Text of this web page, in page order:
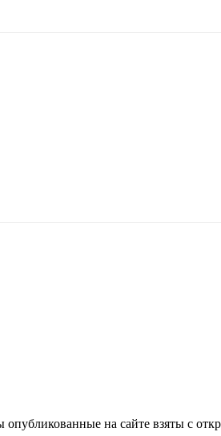
опубликованные на сайте взяты с